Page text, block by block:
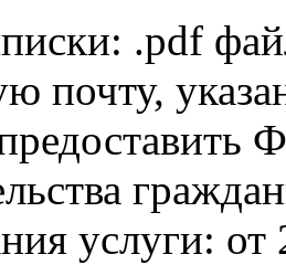
.pdf
почту,
услуги: от